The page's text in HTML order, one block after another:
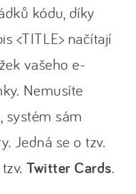
kódu, díky
<TITLE> načítají
vašeho e-
Nemusíte
systém sám
Jedná se o tzv.
Twitter Cards.